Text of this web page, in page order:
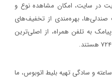
در سایت، امکان مشاهده نوع و
بهره‌مندی از تخفیف‌های
به تلفن همراه، از اصلی‌ترین
تمام این امکانات در کنار پشتیبانی‌ ۲۴ ساعته و سادگی تهیه بلیط اتوبوس، ما